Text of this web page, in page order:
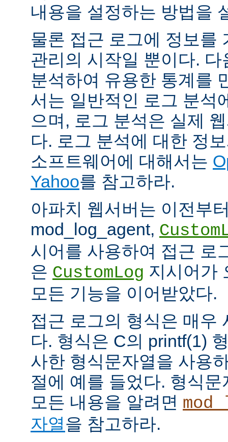
내용을 설정하는 방법을
물론 접근 로그에 정보를
관리의 시작일 뿐이다.
분석하여 유용한 통계를
서는 일반적인 로그 분석
으며, 로그 분석은 실제
다. 로그 분석에 대한 정
소프트웨어에 대해서는
Yahoo를 참고하라.
아파치 웹서버는 이전부
mod_log_agent,
시어를 사용하여 접근 로
은 CustomLog 지시어가
모든 기능을 이어받았다.
접근 로그의 형식은 매우
다. 형식은 C의 printf(1)
사한 형식문자열을 사용
절에 예를 들었다. 형식
모든 내용을 알려면
자열을 참고하라.